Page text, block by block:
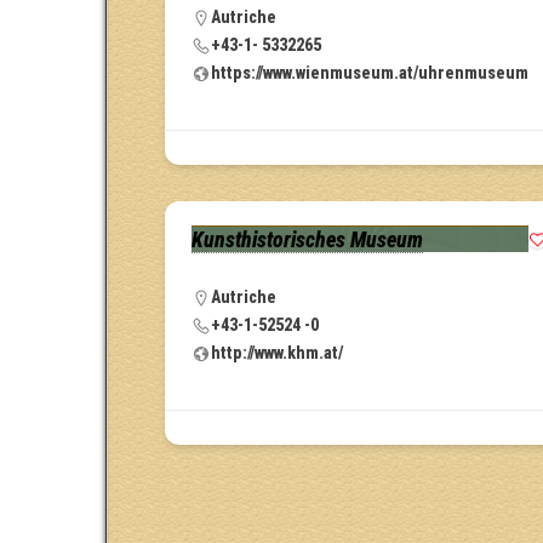
Autriche
+43-1- 5332265
https://www.wienmuseum.at/uhrenmuseum
Kunsthistorisches Museum
Autriche
+43-1-52524 -0
http://www.khm.at/